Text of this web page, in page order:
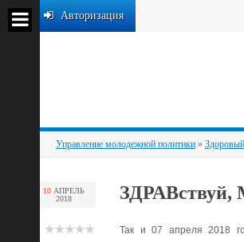
Авторизация
Управление молодежной политики »
10 АПРЕЛЬ
2018
ЗДРАВствуй,
Так и 07 апреля 2018